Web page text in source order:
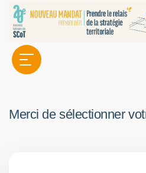
Merci de sélectionner